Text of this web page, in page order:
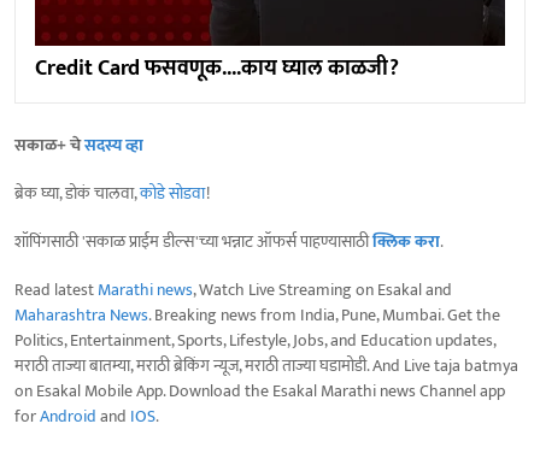
Credit Card फसवणूक....काय घ्याल काळजी?
सकाळ+ चेसदस्य व्हा
ब्रेक घ्या, डोकं चालवा,कोडे सोडवा!
शॉपिंगसाठी 'सकाळ प्राईम डील्स'च्या भन्नाट ऑफर्स पाहण्यासाठीक्लिक करा.
Read latestMarathi news, Watch Live Streaming on Esakal and
Maharashtra News. Breaking news from India, Pune, Mumbai. Get the
Politics, Entertainment, Sports, Lifestyle, Jobs, and Education updates,
मराठी ताज्या बातम्या, मराठी ब्रेकिंग न्यूज, मराठी ताज्या घडामोडी. And Live taja batmya
on Esakal Mobile App. Download the Esakal Marathi news Channel app
forAndroidand IOS.